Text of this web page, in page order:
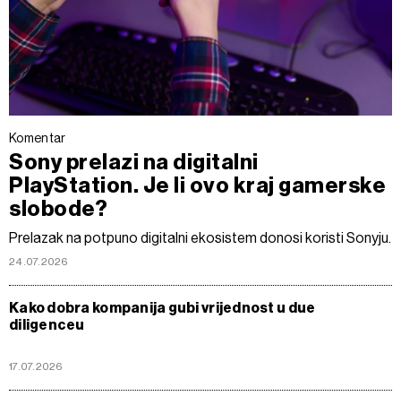
Komentar
Sony prelazi na digitalni
PlayStation. Je li ovo kraj gamerske
slobode?
Prelazak na potpuno digitalni ekosistem donosi koristi Sonyju.
24.07.2026
Kako dobra kompanija gubi vrijednost u due
diligenceu
17.07.2026